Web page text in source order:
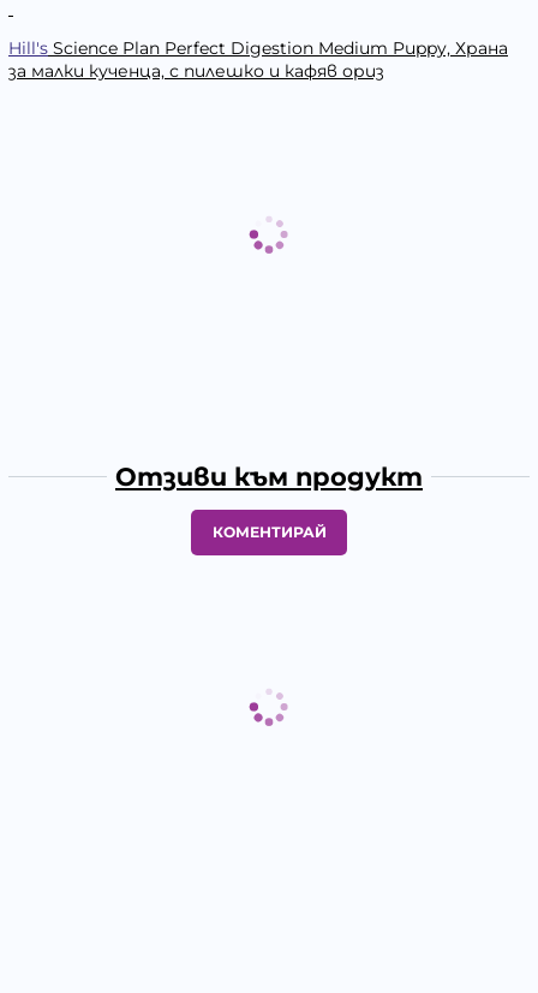
Hill's Science Plan Perfect Digestion Medium Puppy, Храна
за малки кученца, с пилешко и кафяв ориз
Отзиви към продукт
КОМЕНТИРАЙ